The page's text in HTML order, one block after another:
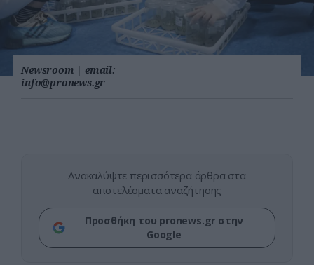
Newsroom | email:
info@pronews.gr
Ανακαλύψτε περισσότερα άρθρα στα
αποτελέσματα αναζήτησης
Προσθήκη του pronews.gr στην
Google